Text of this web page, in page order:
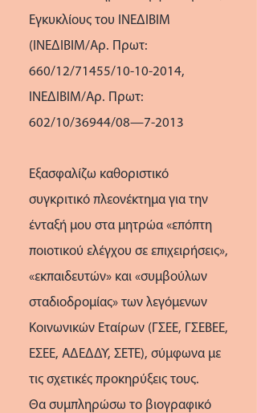
Εγκυκλίους του ΙΝΕΔΙΒΙΜ
(ΙΝΕΔΙΒΙΜ/Αρ. Πρωτ:
660/12/71455/10-10-2014,
ΙΝΕΔΙΒΙΜ/Αρ. Πρωτ:
602/10/36944/08—7-2013
Εξασφαλίζω καθοριστικό
συγκριτικό πλεονέκτημα για την
ένταξή μου στα μητρώα «επόπτη
ποιοτικού ελέγχου σε επιχειρήσεις»,
«εκπαιδευτών» και «συμβούλων
σταδιοδρομίας» των λεγόμενων
Κοινωνικών Εταίρων (ΓΣΕΕ, ΓΣΕΒΕΕ,
ΕΣΕΕ, ΑΔΕΔΔΥ, ΣΕΤΕ), σύμφωνα με
τις σχετικές προκηρύξεις τους.
Θα συμπληρώσω το βιογραφικό